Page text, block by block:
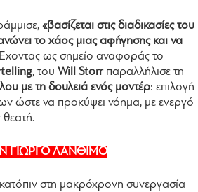
«βασίζεται στις διαδικασίες του
το χάος μιας αφήγησης και να
ως σημείο αναφοράς το
, τουWill Storr παραλλήλισε τη
με τη δουλειά ενός μοντέρ: επιλογή
ώστε να προκύψει νόημα, με ενεργό
θεατή.
ΓΙΩΡΓΟ ΛΑΝΘΙΜΟ
στη μακρόχρονη συνεργασία